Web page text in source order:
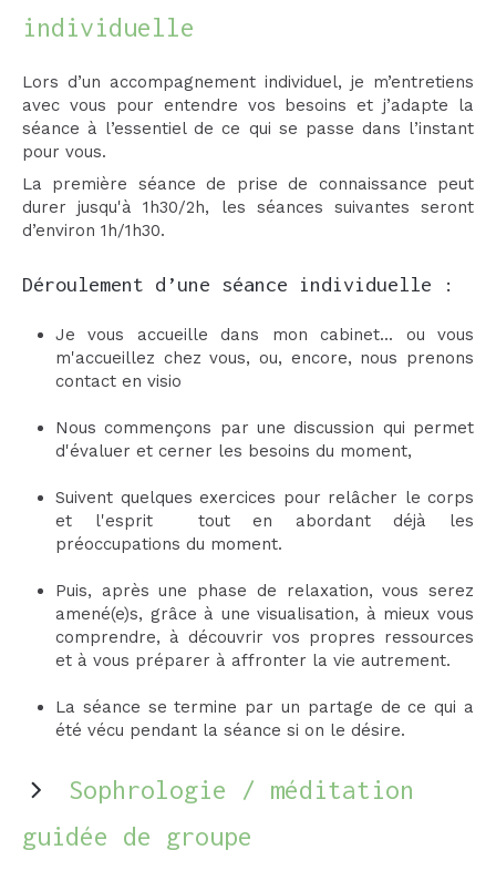
individuelle
Lors d’un accompagnement individuel, je m’entretiens
avec vous pour entendre vos besoins et j’adapte la
séance à l’essentiel de ce qui se passe dans l’instant
pour vous.
La première séance de prise de connaissance peut
durer jusqu'à 1h30/2h, les séances suivantes seront
d’environ 1h/1h30.
Déroulement d’une séance individuelle :
Je vous accueille dans mon cabinet... ou vous
m'accueillez chez vous, ou, encore, nous prenons
contact en visio
Nous commençons par une discussion qui permet
d'évaluer et cerner les besoins du moment,
Suivent quelques exercices pour relâcher le corps
et l'esprit tout en abordant déjà les
préoccupations du moment.
Puis, après une phase de relaxation, vous serez
amené(e)s, grâce à une visualisation, à mieux vous
comprendre, à découvrir vos propres ressources
et à vous préparer à affronter la vie autrement.
La séance se termine par un partage de ce qui a
été vécu pendant la séance si on le désire.
Sophrologie / méditation
guidée de groupe